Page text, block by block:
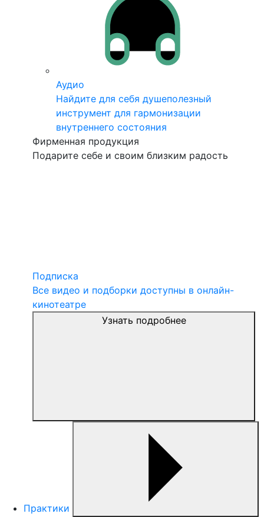
Аудио
Найдите для себя душеполезный
инструмент для гармонизации
внутреннего состояния
Фирменная продукция
Подарите себе и своим близким радость
Подписка
Все видео и подборки доступны в онлайн-
кинотеатре
Узнать подробнее
Практики